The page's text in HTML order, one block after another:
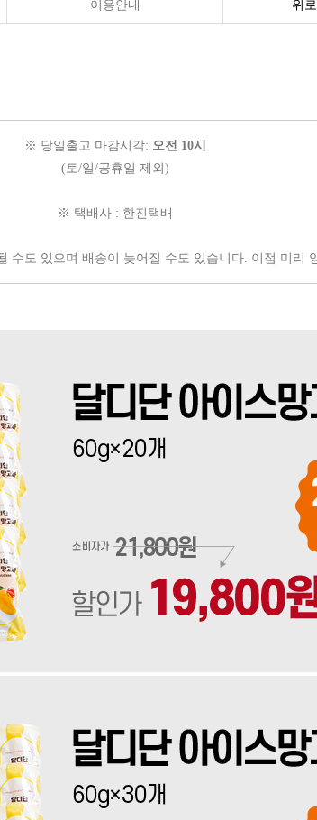
이용안내 위
※ 당일출고 마감시각: 오전 10시
(토/일/공휴일 제외)
※ 택배사 : 한진택배
수도 있으며 배송이 늦어질 수도 있습니다. 이점 미리